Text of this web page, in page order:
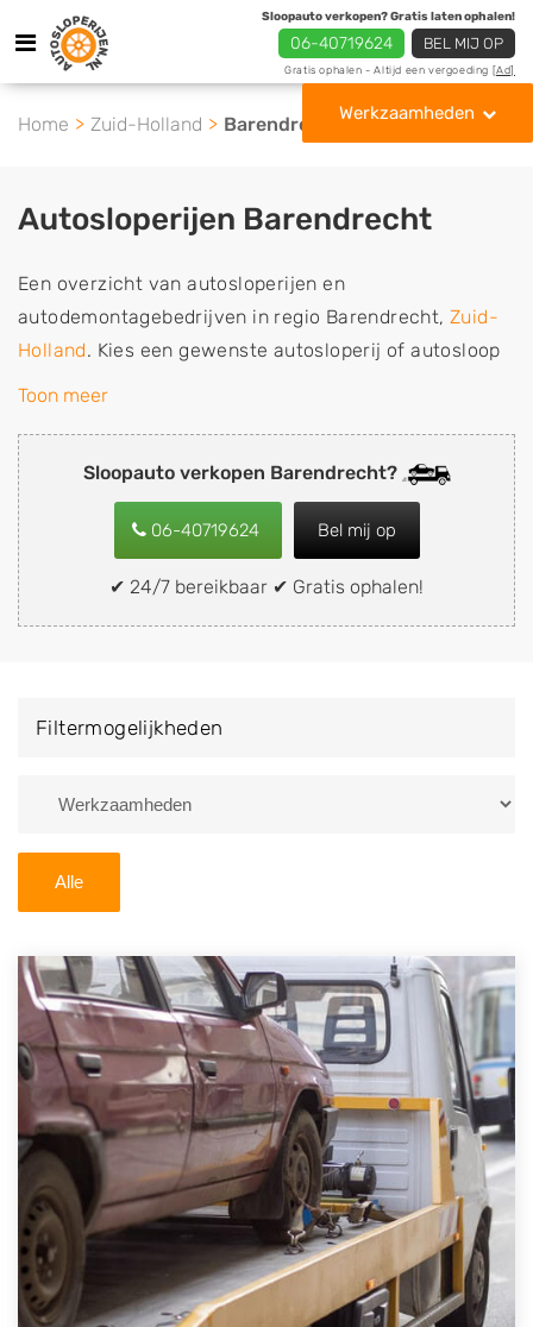
Sloopauto verkopen? Gratis laten ophalen!
06-40719624 BEL MIJ OP
Gratis ophalen - Altijd een vergoeding [Ad]
Werkzaamheden
Home Zuid-Holland Barendrecht
Sloopauto verkopen Barendrecht?
06-40719624 Bel mij op
✔ 24/7 bereikbaar ✔ Gratis ophalen!
Autosloperijen Barendrecht
Een overzicht van autosloperijen en
autodemontagebedrijven in regio Barendrecht, Zuid-
Holland. Kies een gewenste autosloperij of autosloop
uit de lijst die gespecialiseerd is in de verkoop van
de inkoop van sloopauto's, schadeauto's en
tweedehands auto's (ook zonder apk keuring). Wilt u
uw auto, camper, vrachtwagen, motor of brommobiel
snel en eenvoudig verkopen aan een
demontagebedrijf in de buurt, deze zelf wegbrengen
naar de sloop of deze liever laten ophalen op een
van Barendrecht en ontvang een vergoeding voor uw
Zoekt u liever naar een sloperij in een andere plaats of
U kunt er ook voor kiezen om direct uw sloopauto te
verkopen en op te laten halen door de Sloopauto
Ophaaldienst van Autosloperijen.nl. Wij kunnen uw
auto gratis ophalen in Barendrecht. Neem
telefonisch contact op of maak een terugbelafspraak.
Wilt u direct een tweedehands auto onderdelen
offerte aanvragen? Dat kan via de Onderdelenlijn! Vul
uw kenteken in en druk op verzenden.
Wij kunnen u helpen met de inkoop van auto's van
eigenlijk alle merken, zoals Alfa Romeo, Audi, BMW,
Chevrolet, Citroën, Dacia, Fiat, Ford, Honda, Hyundai,
Toon meer
Filtermogelijkheden
Alle